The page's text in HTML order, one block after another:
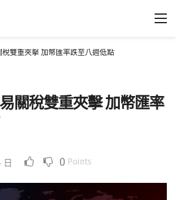
稅雙重夾擊 加幣匯率跌至八週低點
關稅雙重夾擊 加幣匯率
日 0 Points